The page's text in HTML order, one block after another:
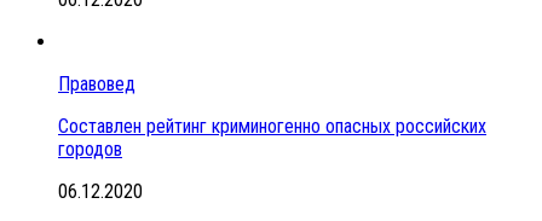
Правовед
Составлен рейтинг криминогенно опасных российских
городов
06.12.2020